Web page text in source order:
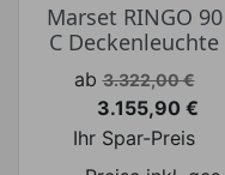
Marset RINGO 90
C Deckenleuchte
Verkaufspreis
ab 3.322,00 €
Preis
3.155,90 €
Ihr Spar-Preis